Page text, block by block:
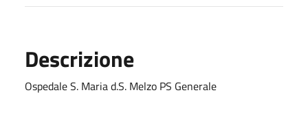
Descrizione
Ospedale S. Maria d.S. Melzo PS Generale